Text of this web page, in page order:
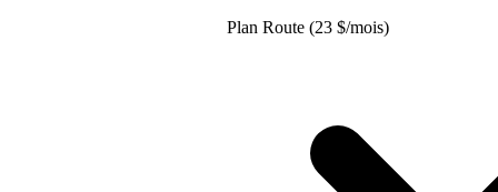
Plan Route (23 $/mois)